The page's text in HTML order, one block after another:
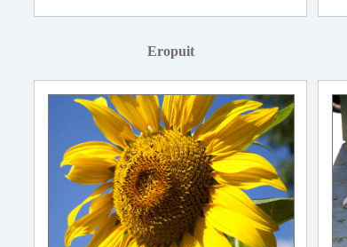
Eropuit